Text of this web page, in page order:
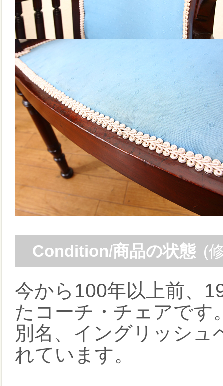
Condition/商品の状態 (
今から100年以上前、
たコーチ・チェアです
別名、イングリッシュ
れています。